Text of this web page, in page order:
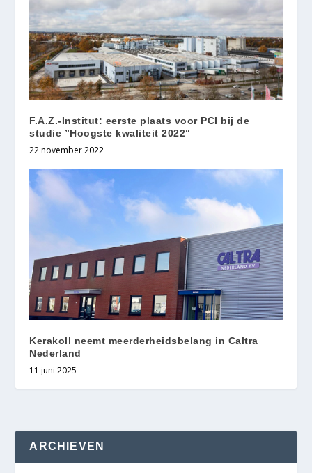
F.A.Z.-Institut: eerste plaats voor PCI bij de
studie ”Hoogste kwaliteit 2022“
22 november 2022
Kerakoll neemt meerderheidsbelang in Caltra
Nederland
11 juni 2025
ARCHIEVEN